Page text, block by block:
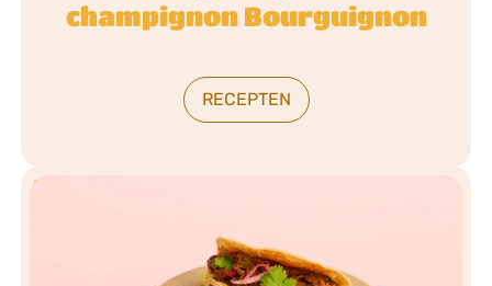
champignon Bourguignon
RECEPTEN